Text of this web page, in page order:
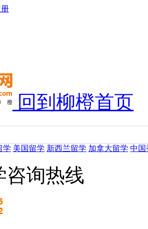
回到柳橙首页
学 美国留学 新西兰留学 加拿大留学 中国
咨询热线